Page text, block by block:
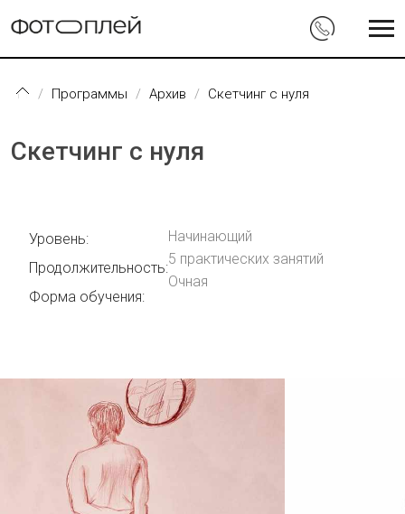
Программы Архив Скетчинг с нуля
Скетчинг с нуля
Уровень:
Продолжительность:
Форма обучения:
Начинающий
5 практических занятий
Очная